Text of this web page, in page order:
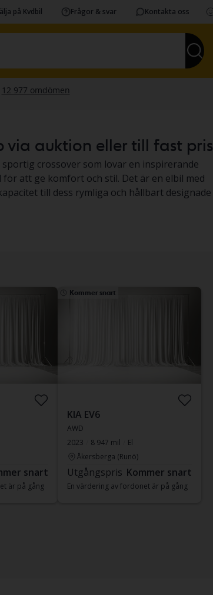
på Kvdbil Frågor & svar Kontakta oss
via auktion eller till fast pris
sportig crossover som lovar en inspirerande
att ge komfort och stil. Det är en elbil med
till dess rymliga och hållbart designade
snart
är på gång
Kommer snart
KIA EV6
AWD
2023
8 947 mil
El
Åkersberga (Runö)
Utgångspris Kommer snart
En värdering av fordonet är på gång